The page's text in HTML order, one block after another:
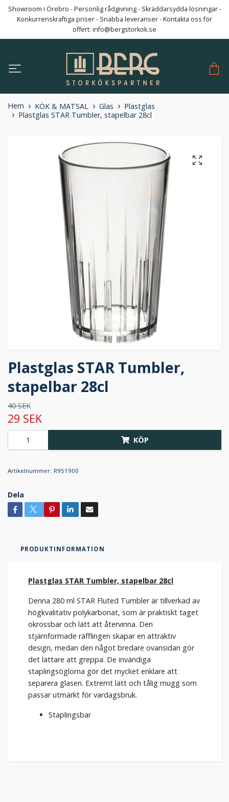
Showroom i Örebro - Personlig rådgivning - Skräddarsydda lösningar -
Konkurrenskraftiga priser - Snabba leveranser - Kontakta oss för
offert: info@bergstorkok.se
Hem KÖK & MATSAL Glas
Plastglas
Plastglas STAR Tumbler, stapelbar 28cl
Plastglas STAR Tumbler,
stapelbar 28cl
40 SEK
29 SEK
KÖP
Artikelnummer: R951900
Dela
PRODUKTINFORMATION
Plastglas STAR Tumbler, stapelbar 28cl
Denna 280 ml STAR Fluted Tumbler är tillverkad av
högkvalitativ polykarbonat, som är praktiskt taget
okrossbar och lätt att återvinna. Den
stjärnformade räfflingen skapar en attraktiv
design, medan den något bredare ovansidan gör
det lättare att greppa. De invändiga
staplingsöglorna gör det mycket enklare att
separera glasen. Extremt lätt och tålig mugg som
passar utmärkt för vardagsbruk.
Staplingsbar